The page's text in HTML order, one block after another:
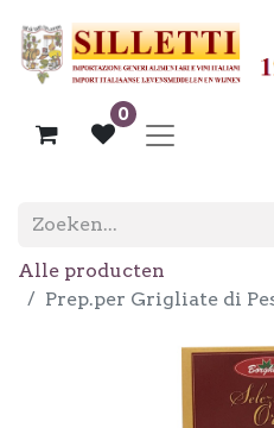
0
Alle producten
Prep.per Grigliate di